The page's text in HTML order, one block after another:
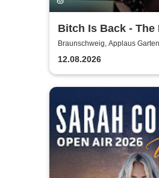
Bitch Is Back - The
John Show
Braunschweig, Applaus Garten
12.08.2026